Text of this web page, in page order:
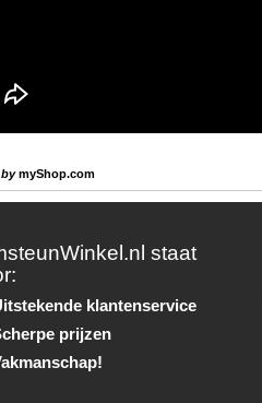
bymyShop.com
staat
klantenservice
prijzen